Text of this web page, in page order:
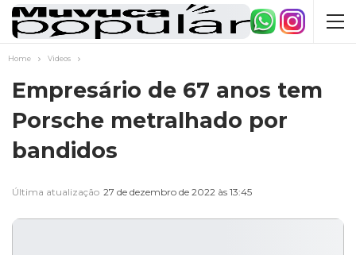
Home Videos
Empresário de 67 anos tem
Porsche metralhado por
bandidos
Última atualização 27 de dezembro de 2022 às 13:45